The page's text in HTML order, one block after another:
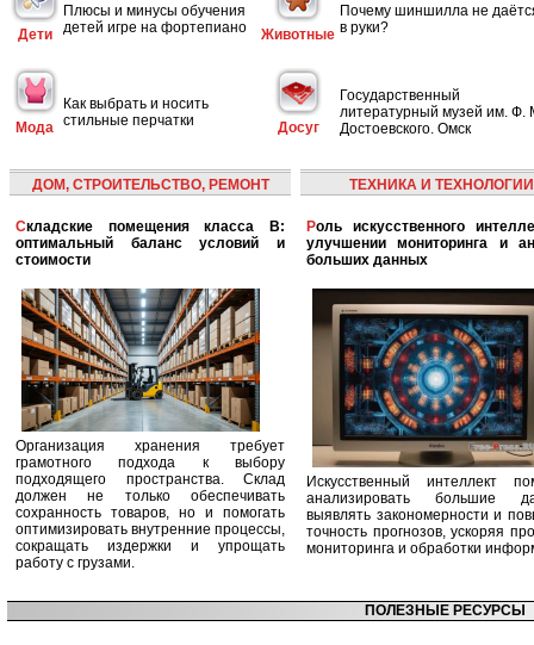
Дети
Плюсы и минусы обучения
детей игре на фортепиано
Животные
Почему шиншилла не
в руки?
Мода
Как выбрать и носить
стильные перчатки
Досуг
Государственный
литературный музей им. Ф.
Достоевского. Омск
ДОМ, СТРОИТЕЛЬСТВО, РЕМОНТ
Складские помещения класса B:
оптимальный баланс условий и
стоимости
Организация хранения требует
грамотного подхода к выбору
подходящего пространства. Склад
должен не только обеспечивать
сохранность товаров, но и помогать
оптимизировать внутренние процессы,
сокращать издержки и упрощать
работу с грузами.
ТЕХНИКА И ТЕХНОЛОГИИ
Роль искусственного интеллекта в
улучшении мониторинга и
больших данных
Искусственный интеллект
анализировать большие
выявлять закономерности и
точность прогнозов, ускоряя
мониторинга и обработки
ПОЛЕЗНЫЕ РЕСУРСЫ